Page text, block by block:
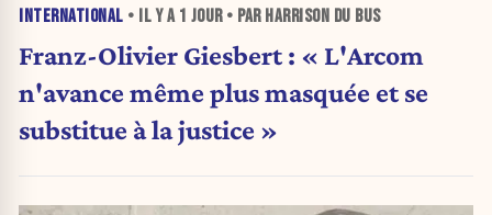
INTERNATIONAL • IL Y A 1 JOUR• PAR HARRISON DU BUS
Franz-Olivier Giesbert : « L'Arcom
n'avance même plus masquée et se
substitue à la justice »